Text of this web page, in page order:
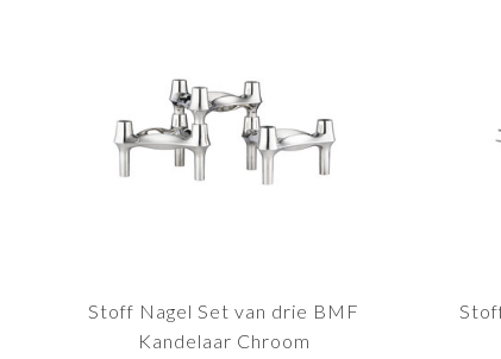
Stoff Nagel Set van drie BMF
Kandelaar Chroom